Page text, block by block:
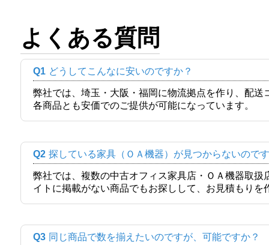
よくある質問
Q1 どうしてこんなに安いのですか？
弊社では、埼玉・大阪・福岡に物流拠点を作り、配
各商品とも安価でのご提供が可能になっています。
Q2 探している家具（ＯＡ機器）が見つからないので
弊社では、複数の中古オフィス家具店・ＯＡ機器取
イトに掲載がない商品でもお探しして、お見積もりを
Q3 同じ商品で数を揃えたいのですが、可能ですか？